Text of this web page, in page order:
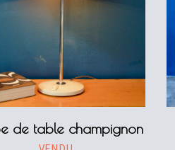
de table champignon